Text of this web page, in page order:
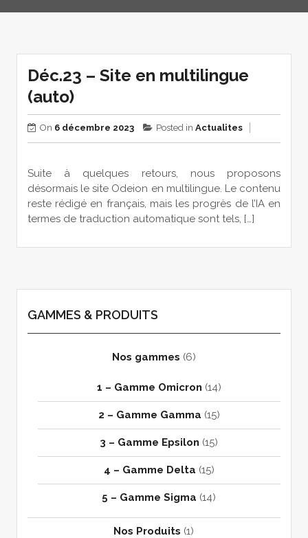
Déc.23 – Site en multilingue
(auto)
On 6 décembre 2023 Posted in Actualites
Suite à quelques retours, nous proposons
désormais le site Odeion en multilingue. Le contenu
reste rédigé en français, mais les progrès de l’IA en
termes de traduction automatique sont tels, […]
GAMMES & PRODUITS
Nos gammes (6)
1 – Gamme Omicron (14)
2 – Gamme Gamma (15)
3 – Gamme Epsilon (15)
4 – Gamme Delta (15)
5 – Gamme Sigma (14)
Nos Produits (1)